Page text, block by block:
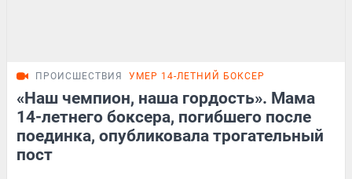
ПРОИСШЕСТВИЯ УМЕР 14-ЛЕТНИЙ БОКСЕР
«Наш чемпион, наша гордость». Мама
14-летнего боксера, погибшего после
поединка, опубликовала трогательный
пост